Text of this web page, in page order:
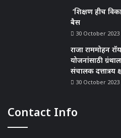
‘शिक्षण हीच
बैस
30 October 2023
राजा राममोहन
योजनांसाठी
संचालक दत्तात्रय
30 October 2023
Contact Info